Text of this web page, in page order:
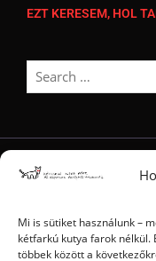
Mi is sütiket használunk –
kétfarkú kutya farok nélkül.
többek között a
EZT KERESEM, HOL
Ⓒ 2006 - 2026 - Magyar